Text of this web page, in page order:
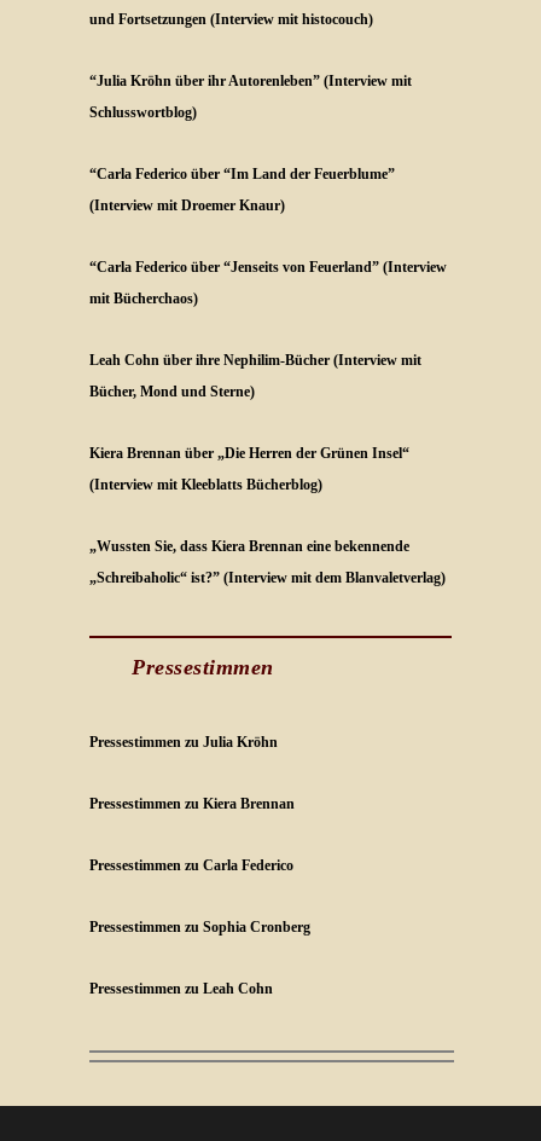
und Fortsetzungen (Interview mit histocouch)
“Julia Kröhn über ihr Autorenleben” (Interview mit
Schlusswortblog)
“Carla Federico über “Im Land der Feuerblume”
(Interview mit Droemer Knaur)
“Carla Federico über “Jenseits von Feuerland” (Interview
mit Bücherchaos)
Leah Cohn über ihre Nephilim-Bücher (Interview mit
Bücher, Mond und Sterne)
Kiera Brennan über „Die Herren der Grünen Insel“
(Interview mit Kleeblatts Bücherblog)
„Wussten Sie, dass Kiera Brennan eine bekennende
„Schreibaholic“ ist?” (Interview mit dem Blanvaletverlag)
Pressestimmen
Pressestimmen zu Julia Kröhn
Pressestimmen zu Kiera Brennan
Pressestimmen zu Carla Federico
Pressestimmen zu Sophia Cronberg
Pressestimmen zu Leah Cohn